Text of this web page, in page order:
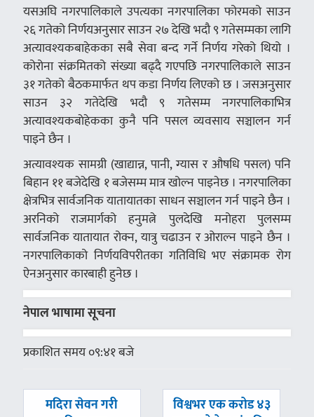
यसअघि नगरपालिकाले उपत्यका नगरपालिका फोरमको साउन
२६ गतेको निर्णयअनुसार साउन २७ देखि भदौ ९ गतेसम्मका लागि
अत्यावश्यकबाहेकका सबै सेवा बन्द गर्ने निर्णय गरेको थियो ।
कोरोना संक्रमितको संख्या बढ्दै गएपछि नगरपालिकाले साउन
३१ गतेको बैठकमार्फत थप कडा निर्णय लिएको छ । जसअनुसार
साउन ३२ गतेदेखि भदौ ९ गतेसम्म नगरपालिकाभित्र
अत्यावश्यकबाेहेकका कुनै पनि पसल व्यवसाय सञ्चालन गर्न
पाइने छैन ।
अत्यावश्यक सामग्री (खाद्यान्न, पानी, ग्यास र औषधि पसल) पनि
बिहान ११ बजेदेखि १ बजेसम्म मात्र खोल्न पाइनेछ । नगरपालिका
क्षेत्रभित्र सार्वजनिक यातायातका साधन सञ्चालन गर्न पाइने छैन ।
अरनिको राजमार्गको हनुमत्ने पुलदेखि मनोहरा पुलसम्म
सार्वजनिक यातायात रोक्न, यात्रु चढाउन र ओराल्न पाइने छैन ।
नगरपालिकाको निर्णयविपरीतका गतिविधि भए संक्रामक रोग
ऐनअनुसार कारबाही हुनेछ ।
नेपाल भाषामा सूचना
प्रकाशित समय ०९:४१ बजे
पछिल्लाे
मदिरा सेवन गरी
अघिल्लाे
विश्वभर एक करोड ४३